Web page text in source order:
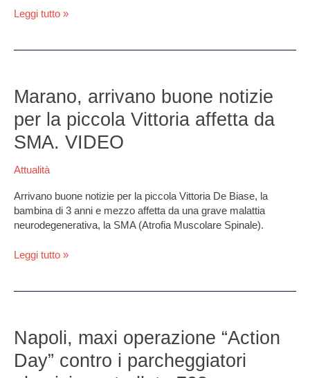
Leggi tutto »
Marano, arrivano buone notizie
per la piccola Vittoria affetta da
SMA. VIDEO
Attualità
Arrivano buone notizie per la piccola Vittoria De Biase, la
bambina di 3 anni e mezzo affetta da una grave malattia
neurodegenerativa, la SMA (Atrofia Muscolare Spinale).
arrivano
buone
notizie
per
la
piccola
affetta
da
SMA.
Leggi tutto »
Napoli, maxi operazione “Action
Day” contro i parcheggiatori
maxi
operazione
“Action